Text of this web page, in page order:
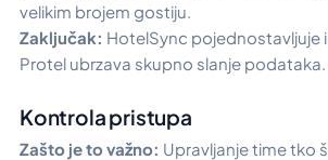
velikim brojem gostiju.
Zaključak: HotelSync pojednostavljuje
Protel ubrzava skupno slanje podataka.
Kontrola pristupa
Zašto je to važno: Upravljanje time tko